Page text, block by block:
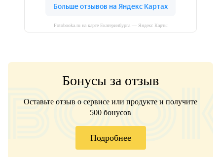
Fotobooka.ru на карте Екатеринбурга — Яндекс Карты
Бонусы за отзыв
Оставьте отзыв о сервисе или продукте и получите
500 бонусов
Подробнее